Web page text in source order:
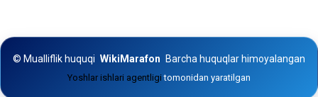
© Mualliflik huquqi WikiMarafon Barcha huquqlar himoyalangan
Yoshlar ishlari agentligitomonidan yaratilgan